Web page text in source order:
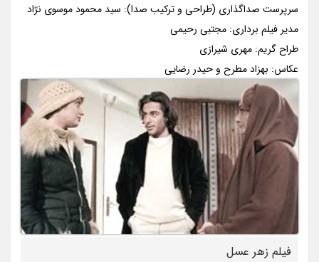
سرپرست صداگذاری (طراحی و ترکیب صدا): سید محمود موسوی نژاد
مدیر فیلم برداری: مجتبی رحیمی
طراح گریم: مهری شیرازی
عکاس: بهزاد مطرح و حیدر رضایی
فیلم زهر عسل